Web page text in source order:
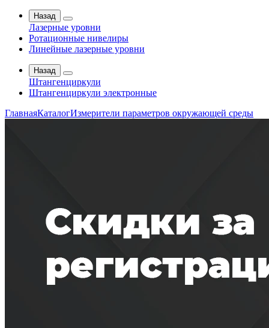
Назад
Лазерные уровни
Ротационные нивелиры
Линейные лазерные уровни
Назад
Штангенциркули
Штангенциркули электронные
ГлавнаяКаталогИзмерители параметров окружающей среды